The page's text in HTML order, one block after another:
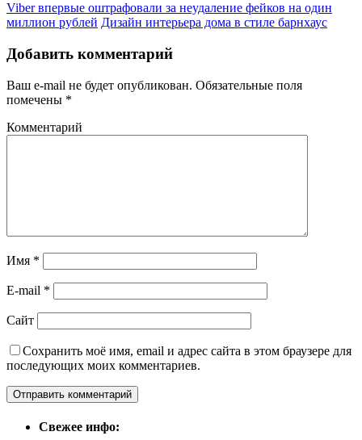
Viber впервые оштрафовали за неудаление фейков на один
миллион рублей Дизайн интерьера дома в стиле барнхаус
Добавить комментарий
Ваш e-mail не будет опубликован. Обязательные поля
помечены *
Комментарий
Имя *
E-mail *
Сайт
Сохранить моё имя, email и адрес сайта в этом браузере для
последующих моих комментариев.
Свежее инфо: